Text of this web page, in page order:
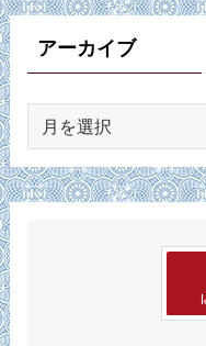
リ
ーアーカイブ
カ
イ